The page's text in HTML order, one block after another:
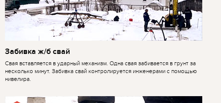
Забивка ж/б свай
Свая вставляется в ударный механизм. Одна свая забивается в грунт за
несколько минут. Забивка свай контролируется инженерами с помощью
нивелира.